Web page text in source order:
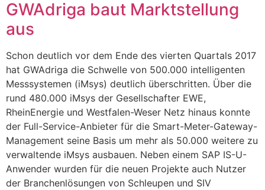
GWAdriga baut Marktstellung
aus
Schon deutlich vor dem Ende des vierten Quartals 2017
hat GWAdriga die Schwelle von 500.000 intelligenten
Messsystemen (iMsys) deutlich überschritten. Über die
rund 480.000 iMsys der Gesellschafter EWE,
RheinEnergie und Westfalen-Weser Netz hinaus konnte
der Full-Service-Anbieter für die Smart-Meter-Gateway-
Management seine Basis um mehr als 50.000 weitere zu
verwaltende iMsys ausbauen. Neben einem SAP IS-U-
Anwender wurden für die neuen Projekte auch Nutzer
der Branchenlösungen von Schleupen und SIV